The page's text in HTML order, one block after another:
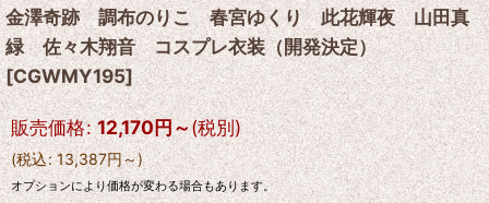
金澤奇跡 調布のりこ 春宮ゆくり 此花輝夜 山田真
緑 佐々木翔音 コスプレ衣装（開発決定）
[CGWMY195]
販売価格: 12,170円～(税別)
(税込: 13,387円～)
オプションにより価格が変わる場合もあります。